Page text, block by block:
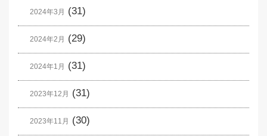
2024年3月 (31)
2024年2月 (29)
2024年1月 (31)
2023年12月 (31)
2023年11月 (30)